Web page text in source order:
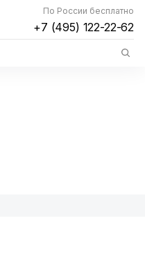
По России бесплатно
+7 (495) 122-22-62